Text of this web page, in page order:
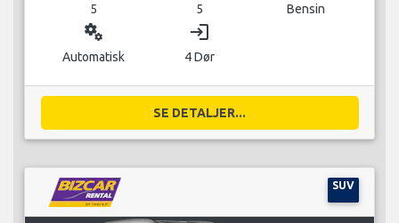
5 5 Bensin
miscellaneous_services
Automatisk
login
4 Dør
SE DETALJER...
SUV